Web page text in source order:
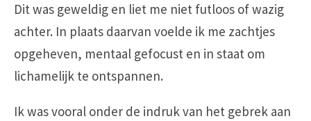
Dit was geweldig en liet me niet futloos of wazig
achter. In plaats daarvan voelde ik me zachtjes
opgeheven, mentaal gefocust en in staat om
lichamelijk te ontspannen.
Ik was vooral onder de indruk van het gebrek aan